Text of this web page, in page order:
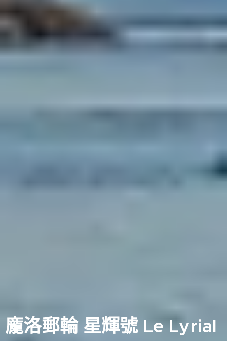
龐洛郵輪 星輝號 Le Lyrial